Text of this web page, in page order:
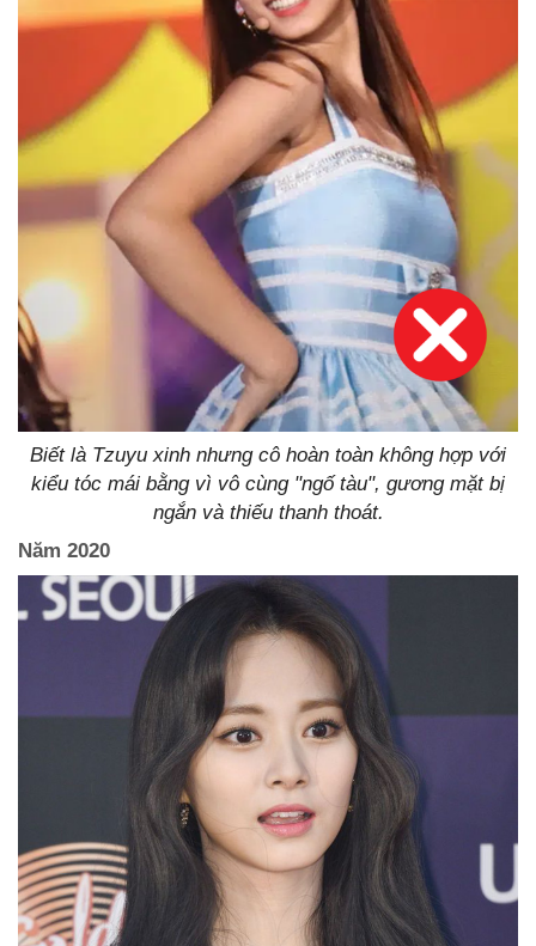
Biết là Tzuyu xinh nhưng cô hoàn toàn không hợp với
kiểu tóc mái bằng vì vô cùng "ngố tàu", gương mặt bị
ngắn và thiếu thanh thoát.
Năm 2020